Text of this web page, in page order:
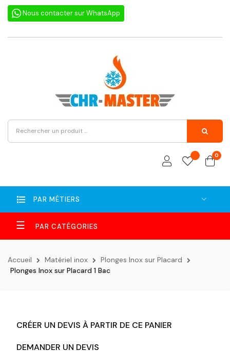
Nous contacter sur WhatsApp
0
PAR MÉTIERS
Basculer
la
navigation
☰
Accueil Matériel inox
Plonges Inox sur Placard
Plonges Inox sur Placard 1 Bac
CRÉER UN DEVIS À PARTIR DE CE PANIER
DEMANDER UN DEVIS